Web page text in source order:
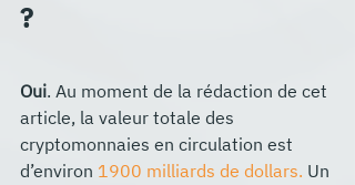
?
Oui. Au moment de la rédaction de cet
article, la valeur totale des
cryptomonnaies en circulation est
d’environ 1900 milliards de dollars. Un